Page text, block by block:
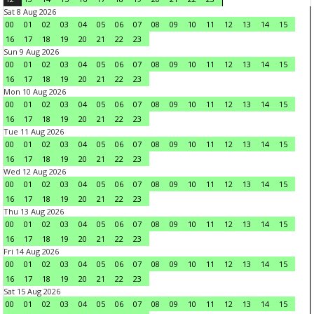
Sat 8 Aug 2026
00
01 02 03 04 05 06 07 08 09 10 11 12 13 14
15
16
17 18 19 20 21 22
23
Sun 9 Aug 2026
00
01 02 03 04 05 06 07 08 09 10 11 12 13 14
15
16
17 18 19 20 21 22
23
Mon 10 Aug 2026
00
01 02 03 04 05 06 07 08 09 10 11 12 13 14
15
16
17 18 19 20 21 22
23
Tue 11 Aug 2026
00
01 02 03 04 05 06 07 08 09 10 11 12 13 14
15
16
17 18 19 20 21 22
23
Wed 12 Aug 2026
00
01 02 03 04 05 06 07 08 09 10 11 12 13 14
15
16
17 18 19 20 21 22
23
Thu 13 Aug 2026
00
01 02 03 04 05 06 07 08 09 10 11 12 13 14
15
16
17 18 19 20 21 22
23
Fri 14 Aug 2026
00
01 02 03 04 05 06 07 08 09 10 11 12 13 14
15
16
17 18 19 20 21 22
23
Sat 15 Aug 2026
00
01 02 03 04 05 06 07 08 09 10 11 12 13 14
15